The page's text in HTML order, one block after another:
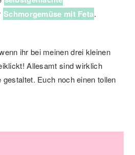
Schmorgemüse mit Feta.
ihr bei meinen drei kleinen
Allesamt sind wirklich
Euch noch einen tollen